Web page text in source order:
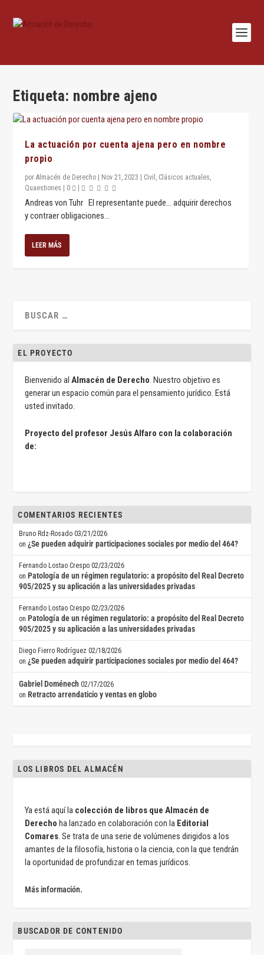
Etiqueta: nombre ajeno
La actuación por cuenta ajena pero en nombre
propio
porAlmacén de Derecho Nov 21, 2023 Civil , Clásicos actuales,
Quaestiones
0
Andreas von Tuhr El representante puede… adquirir derechos
y contraer obligaciones...
LEER MÁS
EL PROYECTO
Bienvenido alAlmacén de Derecho. Nuestro objetivo es
generar un espacio común para el pensamiento jurídico. Está
usted invitado.
Proyecto del profesor Jesús Alfaro con la colaboración
de:
COMENTARIOS RECIENTES
Bruno Rdz-Rosado 03/21/2026
on¿Se pueden adquirir participaciones sociales por medio del 464?
Fernando Lostao Crespo 02/23/2026
on Patología de un régimen regulatorio: a propósito del Real Decreto
905/2025 y su aplicación a las universidades privadas
Fernando Lostao Crespo 02/23/2026
on Patología de un régimen regulatorio: a propósito del Real Decreto
905/2025 y su aplicación a las universidades privadas
Diego Fierro Rodríguez 02/18/2026
on¿Se pueden adquirir participaciones sociales por medio del 464?
Gabriel Doménech 02/17/2026
on Retracto arrendaticio y ventas en globo
LOS LIBROS DEL ALMACÉN
Ya está aquí la colección de libros que Almacén de
Derecho ha lanzado en colaboración con la Editorial
Comares. Se trata de una serie de volúmenes dirigidos a los
amantes de la filosofía, historia o la ciencia, con la que tendrán
la oportunidad de profundizar en temas jurídicos.
Más información.
BUSCADOR DE CONTENIDO